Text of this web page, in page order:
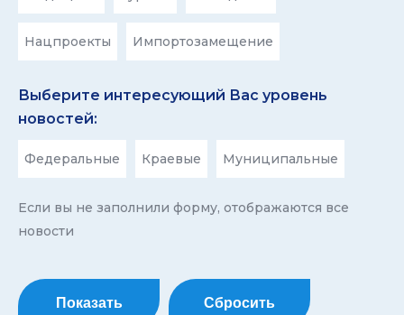
Нацпроекты Импортозамещение
Выберите интересующий Вас уровень
новостей:
Федеральные Краевые Муниципальные
Если вы не заполнили форму, отображаются все
новости
Показать Сбросить